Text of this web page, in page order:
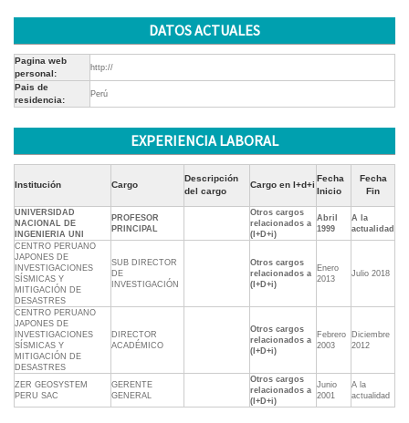
DATOS ACTUALES
Pagina web
personal:
http://
Pais de
residencia:
Perú
EXPERIENCIA LABORAL
Institución Cargo
Descripción
del cargo
Cargo en I+d+i
Fecha
Inicio
Fecha
Fin
UNIVERSIDAD
NACIONAL DE
INGENIERIA UNI
PROFESOR
PRINCIPAL
Otros cargos
relacionados a
(I+D+i)
Abril
1999
A la
actualidad
CENTRO PERUANO
JAPONES DE
INVESTIGACIONES
SÍSMICAS Y
MITIGACIÓN DE
DESASTRES
SUB DIRECTOR
DE
INVESTIGACIÓN
Otros cargos
relacionados a
(I+D+i)
Enero
2013
Julio 2018
CENTRO PERUANO
JAPONES DE
INVESTIGACIONES
SÍSMICAS Y
MITIGACIÓN DE
DESASTRES
DIRECTOR
ACADÉMICO
Otros cargos
relacionados a
(I+D+i)
Febrero
2003
Diciembre
2012
ZER GEOSYSTEM
PERU SAC
GERENTE
GENERAL
Otros cargos
relacionados a
(I+D+i)
Junio
2001
A la
actualidad